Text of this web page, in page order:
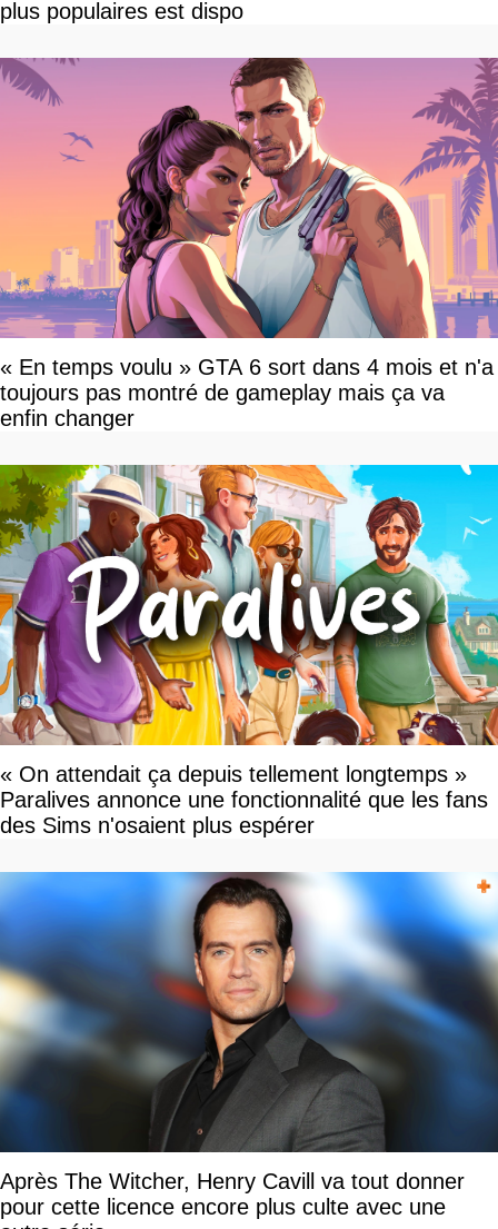
plus populaires est dispo
« En temps voulu » GTA 6 sort dans 4 mois et n'a
toujours pas montré de gameplay mais ça va
enfin changer
« On attendait ça depuis tellement longtemps »
Paralives annonce une fonctionnalité que les fans
des Sims n'osaient plus espérer
Après The Witcher, Henry Cavill va tout donner
pour cette licence encore plus culte avec une